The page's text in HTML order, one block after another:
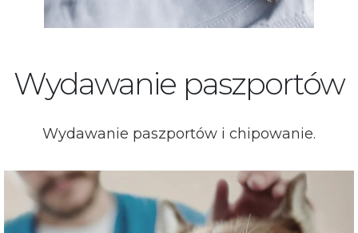
Wydawanie paszportów
Wydawanie paszportów i chipowanie.